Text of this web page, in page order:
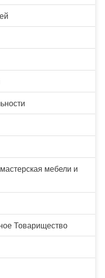
мебели и
Товарищество